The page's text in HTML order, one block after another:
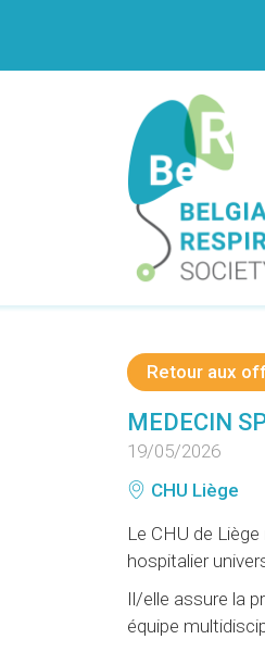
contenu
Retour aux
MEDECIN
19/05/2026
CHU Liège
Le CHU de
hospitalier
Il/elle assure la
équipe